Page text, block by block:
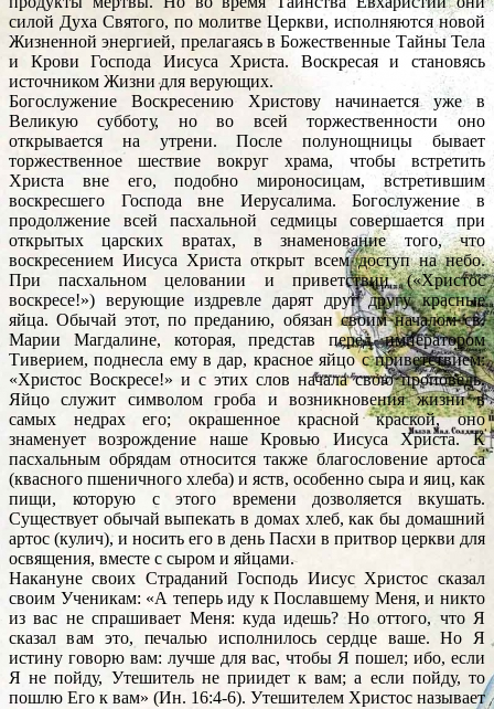
силой Духа Святого, по молитве Церкви, исполняются новой
Жизненной энергией, прелагаясь в Божественные Тайны Тела
и Крови Господа Иисуса Христа. Воскресая и становясь
источником Жизни для верующих.
Богослужение Воскресению Христову начинается уже в
Великую субботу, но во всей торжественности оно
открывается на утрени. После полунощницы бывает
торжественное шествие вокруг храма, чтобы встретить
Христа вне его, подобно мироносицам, встретившим
воскресшего Господа вне Иерусалима. Богослужение в
продолжение всей пасхальной седмицы совершается при
открытых царских вратах, в знаменование того, что
воскресением Иисуса Христа открыт всем доступ на небо.
При пасхальном целовании и приветствии («Христос
воскресе!») верующие издревле дарят друг другу красные
яйца. Обычай этот, по преданию, обязан своим началом св.
Марии Магдалине, которая, представ перед императором
Тиверием, поднесла ему в дар, красное яйцо с приветствием:
«Христос Воскресе!» и с этих слов начала свою проповедь.
Яйцо служит символом гроба и возникновения жизни в
самых недрах его; окрашенное красной краской, оно
знаменует возрождение наше Кровью Иисуса Христа. К
пасхальным обрядам относится также благословение артоса
(квасного пшеничного хлеба) и яств, особенно сыра и яиц, как
пищи, которую с этого времени дозволяется вкушать.
Существует обычай выпекать в домах хлеб, как бы домашний
артос (кулич), и носить его в день Пасхи в притвор церкви для
освящения, вместе с сыром и яйцами.
Накануне своих Страданий Господь Иисус Христос сказал
своим Ученикам: «А теперь иду к Пославшему Меня, и никто
из вас не спрашивает Меня: куда идешь? Но оттого, что Я
сказал вам это, печалью исполнилось сердце ваше. Но Я
истину говорю вам: лучше для вас, чтобы Я пошел; ибо, если
Я не пойду, Утешитель не приидет к вам; а если пойду, то
пошлю Его к вам» (Ин. 16:4-6). Утешителем Христос называет